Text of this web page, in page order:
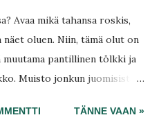
Avaa mikä tahansa roskis,
näet oluen. Niin, tämä olut on
pantillinen tölkki ja
Muisto jonkun juomisista
mansikkaa TÄNNE VAAN »